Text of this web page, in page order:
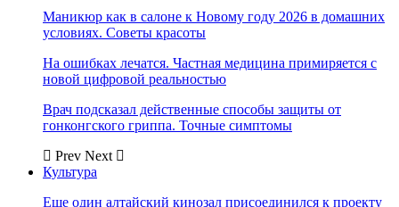
Маникюр как в салоне к Новому году 2026 в домашних
условиях. Советы красоты
На ошибках лечатся. Частная медицина примиряется с
новой цифровой реальностью
Врач подсказал действенные способы защиты от
гонконгского гриппа. Точные симптомы
Prev Next
Культура
Еще один алтайский кинозал присоединился к проекту